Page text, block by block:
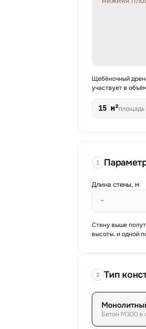
Щебёночный
участвует в
15 м²площадь
1
Длина стены, м
−
Стену выше
высоты, и одной
2 Тип
Бетон М300 в